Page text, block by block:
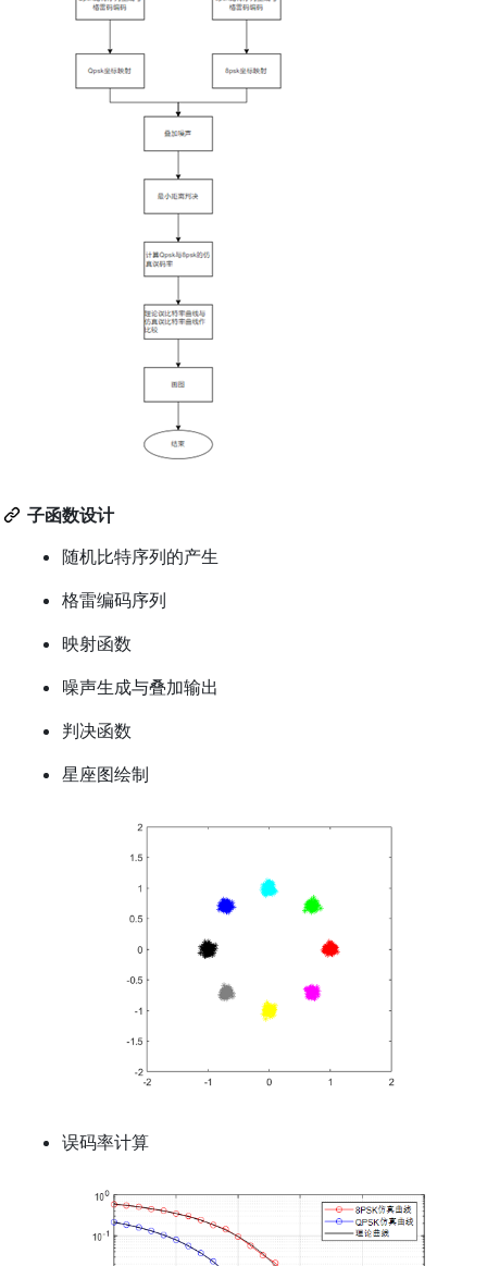
子函数设计
随机比特序列的产生
格雷编码序列
映射函数
噪声生成与叠加输出
判决函数
星座图绘制
误码率计算